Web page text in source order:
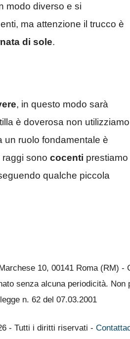
modo diverso e si
ma attenzione il trucco è
di sole.
, in questo modo sarà
è doverosa non utilizziamo
un ruolo fondamentale è
sono cocenti prestiamo
qualche piccola
10, 00141 Roma (RM) -
senza alcuna periodicità.
n. 62 del 07.03.2001
- Tutti i diritti riservati -